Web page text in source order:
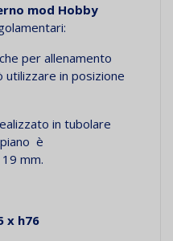
mod Hobby
per allenamento
utilizzare in posizione
in tubolare
è
mm.
x h76